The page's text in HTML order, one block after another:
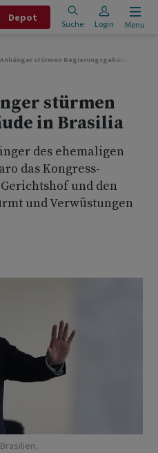
Depot
Suche Login Menu
stürmen Regierungsgebäude in
stürmen
in Brasilia
des ehemaligen
das Kongress-
und den
und Verwüstungen